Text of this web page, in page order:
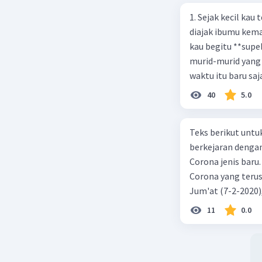
COVID-
divaksin,
terpapar
Minggu
kedua,
setelah
adalah
efektif
Tenaga
ini.
nyawa
ini. Oleh
1. Sejak kecil
diajak ibumu
kau begitu
murid-murid yang
waktu itu baru
40 5.0
Teks berikut
berkejaran
Corona jenis
Corona yang
Jum'at (7-2-
akibat virus
yang terinfeksi
11 0.0